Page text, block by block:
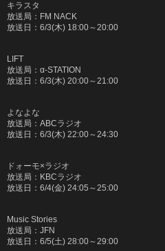
キラスタ
放送局：FM NACK
放送日： 6/3(木) 18:00～20:00
LIFT
放送局： α-STATION
放送日： 6/3(木) 20:00～21:00
よなよな
放送局： ABCラジオ
放送日： 6/3(木) 22:00～24:30
ドォーモ×ラジオ
放送局： KBCラジオ
放送日： 6/4(金) 24:05 ～25:00
Music Stories
放送局： JFN
放送日： 6/5(土) 28:00～29:00